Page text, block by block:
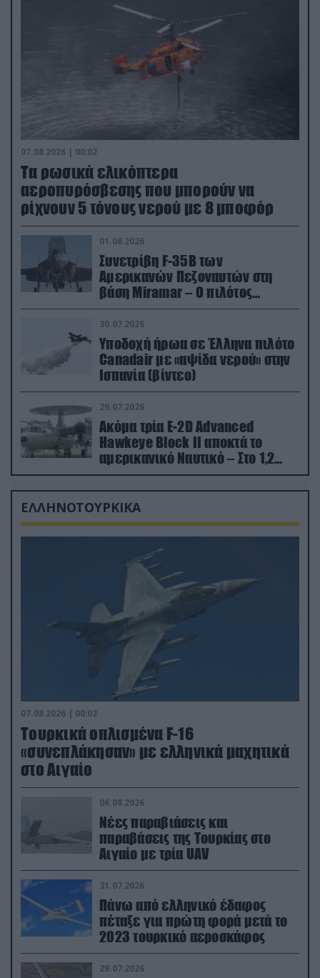
07.08.2026 | 00:02
Τα ρωσικά ελικόπτερα
αεροπυρόσβεσης που μπορούν να
ρίχνουν 5 τόνους νερού με 8 μποφόρ
01.08.2026
Συνετρίβη F-35B των
Αμερικανών Πεζοναυτών στη
βάση Miramar – Ο πιλότος
εκτινάχθηκε εγκαίρως
30.07.2026
Υποδοχή ήρωα σε Έλληνα πιλότο
Canadair με «αψίδα νερού» στην
Ισπανία (βίντεο)
29.07.2026
Ακόμα τρία E-2D Advanced
Hawkeye Block II αποκτά το
αμερικανικό Ναυτικό – Στο 1,2
δισ.δολάρια το κόστος
ΕΛΛΗΝΟΤΟΥΡΚΙΚΑ
07.08.2026 | 00:02
Τουρκικά οπλισμένα F-16
«συνεπλάκησαν» με ελληνικά μαχητικά
στο Αιγαίο
06.08.2026
Νέες παραβιάσεις και
παραβάσεις της Τουρκίας στο
Αιγαίο με τρία UAV
31.07.2026
Πάνω από ελληνικό έδαφος
πέταξε για πρώτη φορά μετά το
2023 τουρκικό αεροσκάφος
29.07.2026